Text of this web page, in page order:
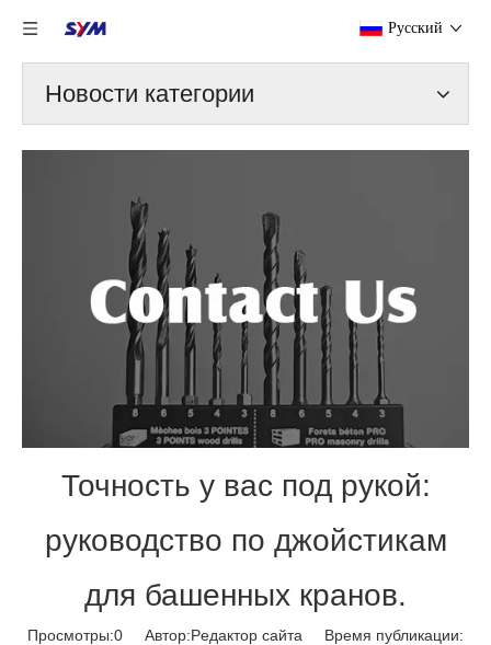
Pусский
Новости категории
Точность у вас под рукой:
руководство по джойстикам
для башенных кранов.
Просмотры:0 Автор:Pедактор сайта Время публикации: